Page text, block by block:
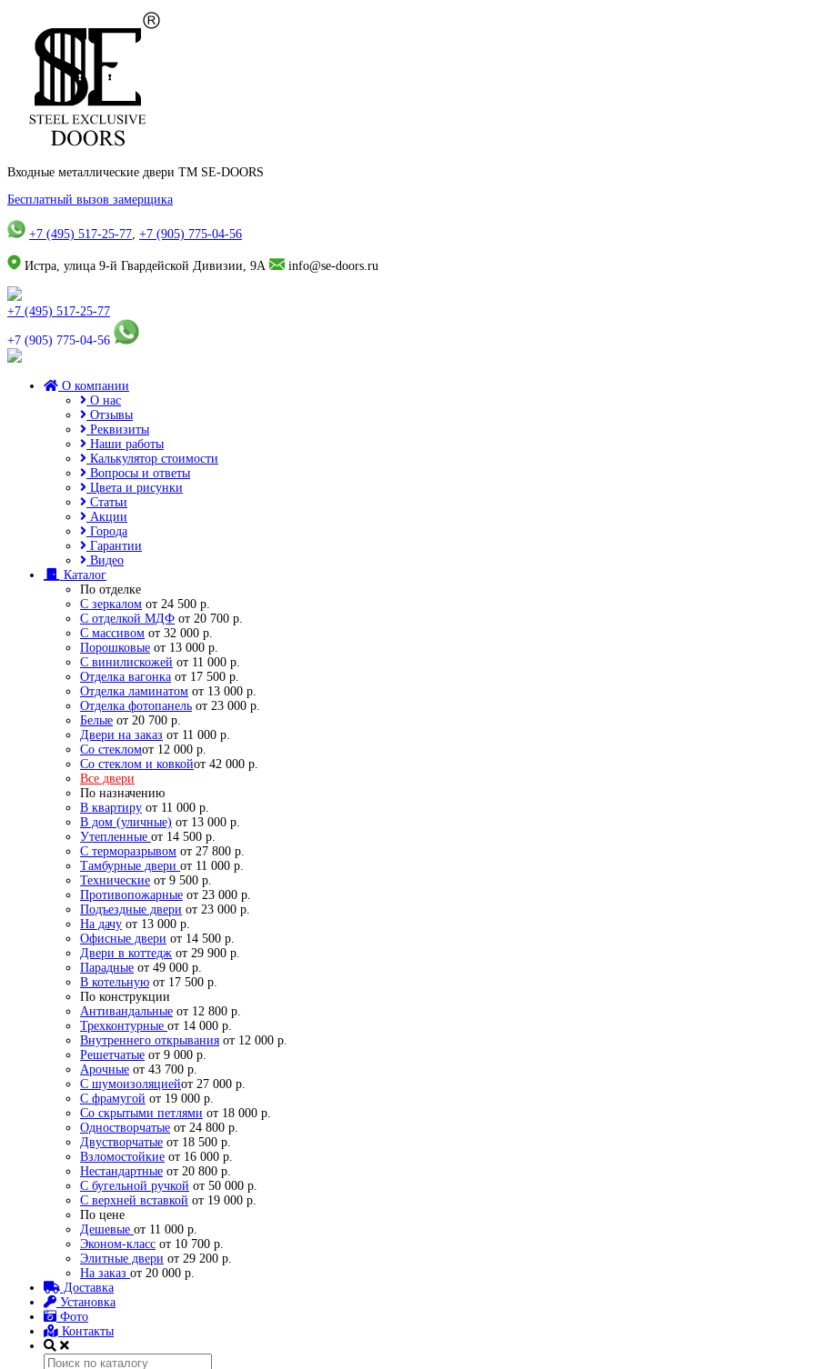
Входные металлические двери TM SE-DOORS
Бесплатный вызов замерщика
+7 (495) 517-25-77, +7 (905) 775-04-56
Истра, улица 9-й Гвардейской Дивизии, 9А info@se-doors.ru
+7 (495) 517-25-77
+7 (905) 775-04-56
О компании
О нас
Отзывы
Реквизиты
Наши работы
Калькулятор стоимости
Вопросы и ответы
Цвета и рисунки
Статьи
Акции
Города
Гарантии
Видео
Каталог
По отделке
С зеркалом от 24 500 р.
С отделкой МДФ от 20 700 р.
С массивом от 32 000 р.
Порошковые от 13 000 р.
С винилискожей от 11 000 р.
Отделка вагонка от 17 500 р.
Отделка ламинатом от 13 000 р.
Отделка фотопанель от 23 000 р.
Белые от 20 700 р.
Двери на заказ от 11 000 р.
Со стекломот 12 000 р.
Со стеклом и ковкойот 42 000 р.
Все двери
По назначению
В квартиру от 11 000 р.
В дом (уличные) от 13 000 р.
Утепленные от 14 500 р.
С терморазрывом от 27 800 р.
Тамбурные двери от 11 000 р.
Технические от 9 500 р.
Противопожарные от 23 000 р.
Подъездные двери от 23 000 р.
На дачу от 13 000 р.
Офисные двери от 14 500 р.
Двери в коттедж от 29 900 р.
Парадные от 49 000 р.
В котельную от 17 500 р.
По конструкции
Антивандальные от 12 800 р.
Трехконтурные от 14 000 р.
Внутреннего открывания от 12 000 р.
Решетчатые от 9 000 р.
Арочные от 43 700 р.
С шумоизоляциейот 27 000 р.
С фрамугой от 19 000 р.
Со скрытыми петлями от 18 000 р.
Одностворчатые от 24 800 р.
Двустворчатые от 18 500 р.
Взломостойкие от 16 000 р.
Нестандартные от 20 800 р.
С бугельной ручкой от 50 000 р.
С верхней вставкой от 19 000 р.
По цене
Дешевые от 11 000 р.
Эконом-класс от 10 700 р.
Элитные двери от 29 200 р.
На заказ от 20 000 р.
Доставка
Установка
Фото
Контакты